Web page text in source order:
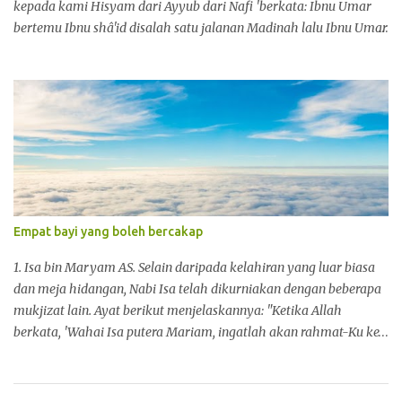
orang sudah tidak mengerti l...
kepada kami Hisyam dari Ayyub dari Nafi 'berkata: Ibnu Umar
bertemu Ibnu shâ'id disalah satu jalanan Madinah lalu Ibnu Umar
memasuki kediaman Hafshah dan berita itu telah sampai
padanya. Hafshah berkata pada Ibnu Umar: Semoga Allah
merahmatimu, apa yang kau inginkan dari Ibnu shâ'id?
Bukankah kau tahu Rasulullah Shallallahu 'alaihi wa Salam
pernah bersabda: "Sesungguhnya ia keluar dari kemarahannya."
(HR. Muslim) Sedang didalam riwayat Imam Ahmad dari dari
Ibnu Umar bahwasanya ia melihat Ibnu Shoid berada di salah
satu pintu masuk Madinah, kemudian Ibnu Umar mencelanya,
dan ia pun menghinanya, ia pun semakin marah hingga menutupi
jalan. Kemudian Ibnu Umar memukulnya dengan tongkat yang
dibawanya, hingga ia memecahkannya. Lalu Hafshah berkata k...
Empat bayi yang boleh bercakap
1. Isa bin Maryam AS. Selain daripada kelahiran yang luar biasa
dan meja hidangan, Nabi Isa telah dikurniakan dengan beberapa
mukjizat lain. Ayat berikut menjelaskannya: "Ketika Allah
berkata, 'Wahai Isa putera Mariam, ingatlah akan rahmat-Ku ke